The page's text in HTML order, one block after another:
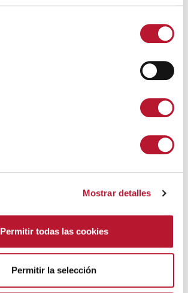
Mostrar detalles
Permitir todas las cookies
Permitir la selección